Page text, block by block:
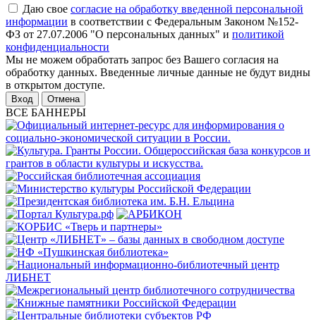
Даю свое согласие на обработку введенной персональной
информации в соответствии с Федеральным Законом №152-
ФЗ от 27.07.2006 "О персональных данных" и политикой
конфиденциальности
Мы не можем обработать запрос без Вашего согласия на
обработку данных. Введенные личные данные не будут видны
в открытом доступе.
Отмена
ВСЕ БАННЕРЫ